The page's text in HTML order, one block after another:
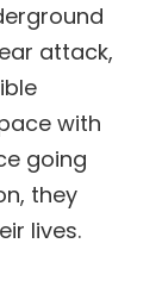
attack,
with
going
they
lives.